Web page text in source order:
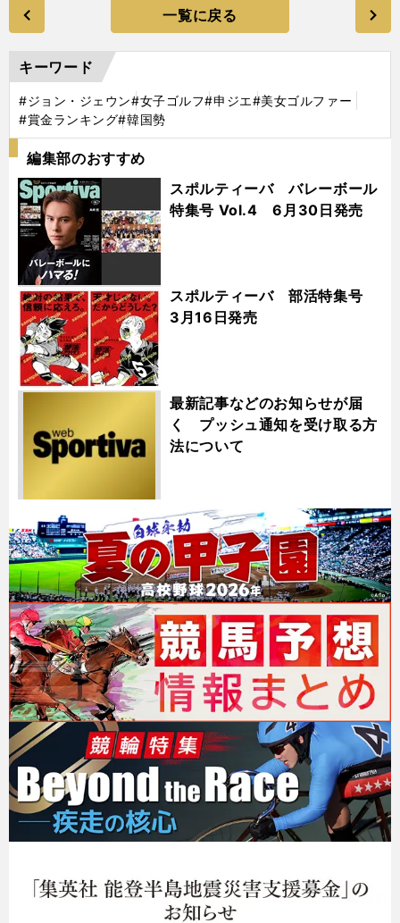
一覧に戻る
キーワード
#ジョン・ジェウン#女子ゴルフ#申ジエ#美女ゴルファー
#賞金ランキング#韓国勢
編集部のおすすめ
スポルティーバ バレーボール
特集号 Vol.4 6月30日発売
スポルティーバ 部活特集号
3月16日発売
最新記事などのお知らせが届
く プッシュ通知を受け取る方
法について